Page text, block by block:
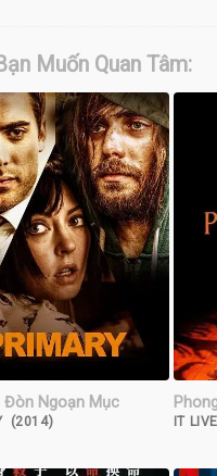
Muốn Quan Tâm:
Đòn Ngoạn Mục
(2014) IT